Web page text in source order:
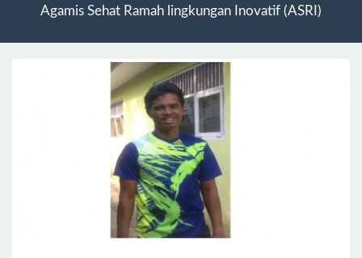
Agamis Sehat Ramah lingkungan Inovatif (ASRI)